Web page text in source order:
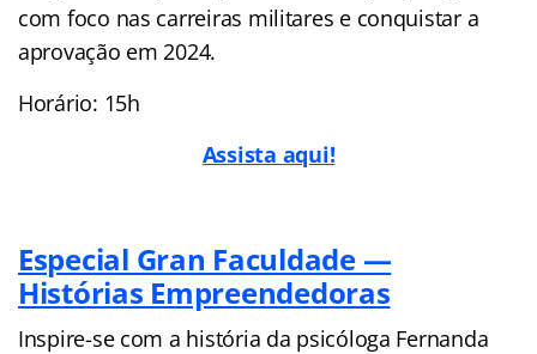
com foco nas carreiras militares e conquistar a
aprovação em 2024.
Horário: 15h
Assista aqui!
Especial Gran Faculdade —
Histórias Empreendedoras
Inspire-se com a história da psicóloga Fernanda